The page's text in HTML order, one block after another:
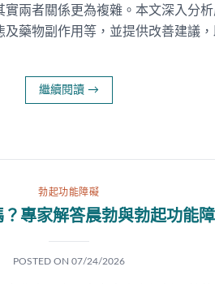
兩者關係更為複雜。本文深入分
藥物副作用等，並提供改善建議
繼續閱讀 →
勃起功能障礙
專家解答晨勃與勃起功能
POSTED ON 07/24/2026